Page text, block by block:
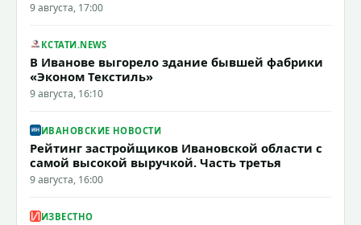
9 августа, 17:00
КСТАТИ.NEWS
В Иванове выгорело здание бывшей фабрики
«Эконом Текстиль»
9 августа, 16:10
ИВАНОВСКИЕ НОВОСТИ
Рейтинг застройщиков Ивановской области с
самой высокой выручкой. Часть третья
9 августа, 16:00
ИЗВЕСТНО